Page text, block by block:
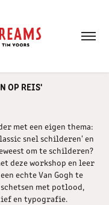
OP REIS'
met een eigen thema:
snel schilderen' en
om te schilderen?
deze workshop en leer
echte Van Gogh te
met potlood,
en typografie.